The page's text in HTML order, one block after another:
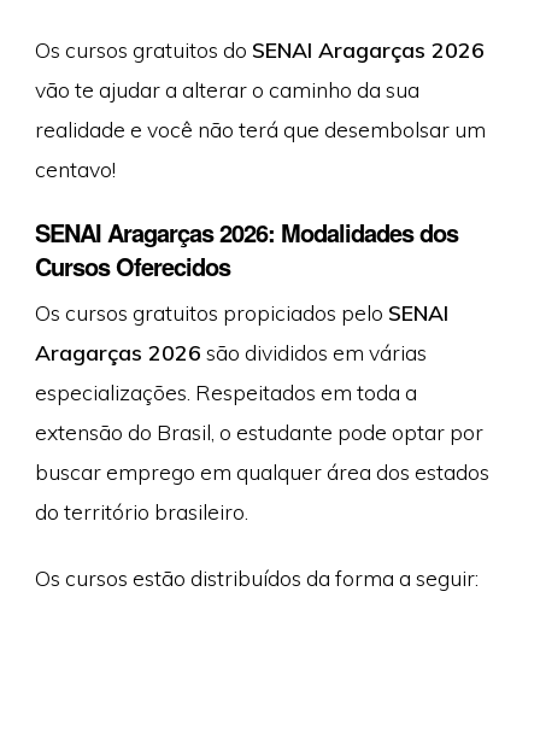
Os cursos gratuitos do SENAI Aragarças 2026
vão te ajudar a alterar o caminho da sua
realidade e você não terá que desembolsar um
centavo!
SENAI Aragarças 2026: Modalidades dos
Cursos Oferecidos
Os cursos gratuitos propiciados pelo SENAI
Aragarças 2026 são divididos em várias
especializações. Respeitados em toda a
extensão do Brasil, o estudante pode optar por
buscar emprego em qualquer área dos estados
do território brasileiro.
Os cursos estão distribuídos da forma a seguir: